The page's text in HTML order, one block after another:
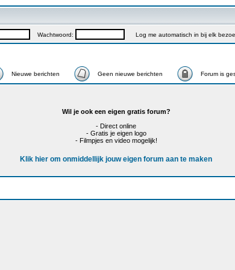
Wachtwoord: Log me automatisch in bij elk
Nieuwe berichten Geen nieuwe berichten Forum is
Wil je ook een eigen gratis forum?
- Direct online
- Gratis je eigen logo
- Filmpjes en video mogelijk!
Klik hier om onmiddellijk jouw eigen forum aan te maken